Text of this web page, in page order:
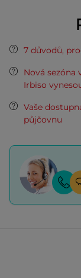
7 důvodů,
Nová sezóna
Irbiso
Vaše
půjčovnu